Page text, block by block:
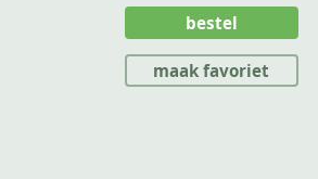
bestel
maak favoriet